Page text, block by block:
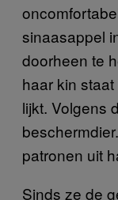
sinaasappel
doorheen te
haar kin
lijkt. Volgens
patronen uit
Sinds ze de